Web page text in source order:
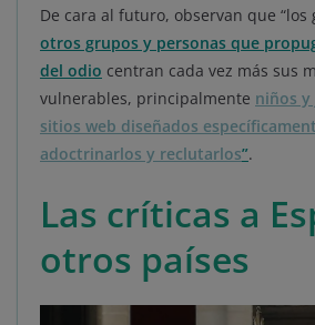
De cara al futuro, observan que “los
otros grupos y personas que
del odio centran cada vez más sus
vulnerables, principalmente niños y
sitios web diseñados
adoctrinarlos y reclutarlos”.
Las críticas a
otros países